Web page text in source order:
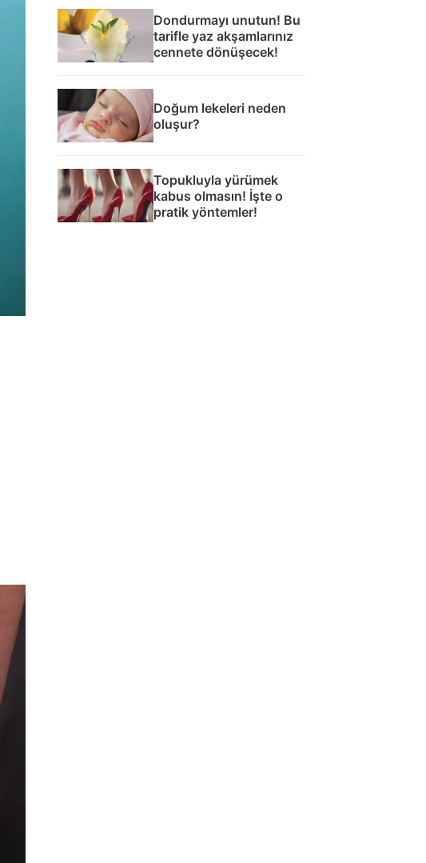
Dondurmayı unutun! Bu
tarifle yaz akşamlarınız
cennete dönüşecek!
Doğum lekeleri neden
oluşur?
Topukluyla yürümek
kabus olmasın! İşte o
pratik yöntemler!